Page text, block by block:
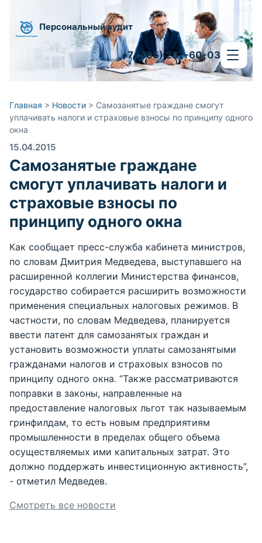
Персональный аудит
+7 (495) 287-60-03
Главная > Новости > Самозанятые граждане смогут
уплачивать налоги и страховые взносы по принципу одного
окна
15.04.2015
Самозанятые граждане
смогут уплачивать налоги и
страховые взносы по
принципу одного окна
Как сообщает пресс-служба кабинета министров,
по словам Дмитрия Медведева, выступавшего на
расширенной коллегии Министерства финансов,
государство собирается расширить возможности
применения специальных налоговых режимов. В
частности, по словам Медведева, планируется
ввести патент для самозанятых граждан и
установить возможности уплаты самозанятыми
гражданами налогов и страховых взносов по
принципу одного окна. “Также рассматриваются
поправки в законы, направленные на
предоставление налоговых льгот так называемым
гринфилдам, то есть новым предприятиям
промышленности в пределах общего объема
осуществляемых ими капитальных затрат. Это
должно поддержать инвестиционную активность”,
- отметил Медведев.
Смотреть все новости